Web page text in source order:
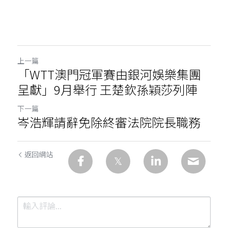
上一篇
「WTT澳門冠軍賽由銀河娛樂集團
呈獻」9月舉行 王楚欽孫穎莎列陣
下一篇
岑浩輝請辭免除終審法院院長職務
返回網站